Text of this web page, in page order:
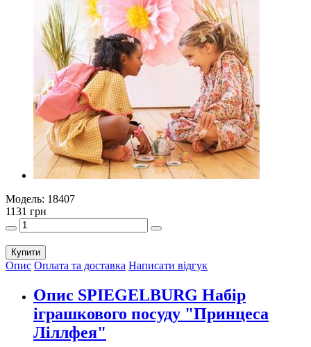
Модель: 18407
1131 грн
Купити
Опис Оплата та доставка Написати відгук
Опис SPIEGELBURG Набір
іграшкового посуду "Принцеса
Ліллфея"